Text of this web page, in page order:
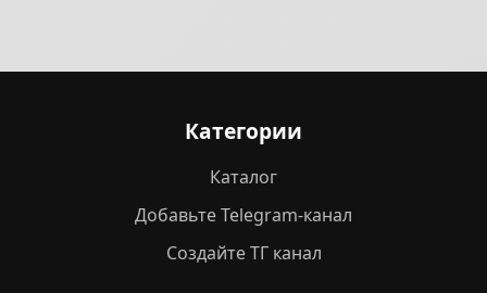
Категории
Каталог
Добавьте Telegram-канал
Создайте ТГ канал